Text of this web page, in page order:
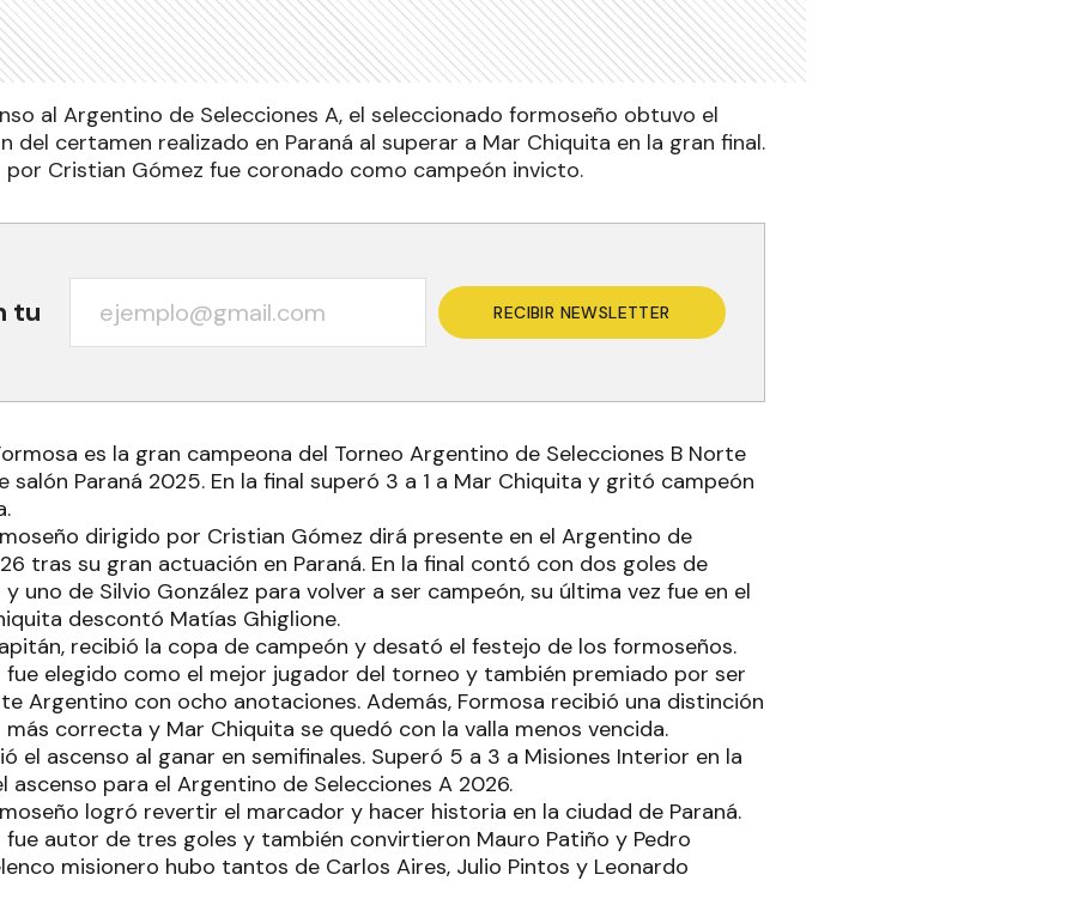
al Argentino de Selecciones A, el seleccionado formoseño obtuvo el
del certamen realizado en Paraná al superar a Mar Chiquita en la gran final.
por Cristian Gómez fue coronado como campeón invicto.
tu RECIBIR NEWSLETTER
es la gran campeona del Torneo Argentino de Selecciones B Norte
Paraná 2025. En la final superó 3 a 1 a Mar Chiquita y gritó campeón
dirigido por Cristian Gómez dirá presente en el Argentino de
tras su gran actuación en Paraná. En la final contó con dos goles de
uno de Silvio González para volver a ser campeón, su última vez fue en el
descontó Matías Ghiglione.
recibió la copa de campeón y desató el festejo de los formoseños.
fue elegido como el mejor jugador del torneo y también premiado por ser
Argentino con ocho anotaciones. Además, Formosa recibió una distinción
correcta y Mar Chiquita se quedó con la valla menos vencida.
el ascenso al ganar en semifinales. Superó 5 a 3 a Misiones Interior en la
ascenso para el Argentino de Selecciones A 2026.
logró revertir el marcador y hacer historia en la ciudad de Paraná.
fue autor de tres goles y también convirtieron Mauro Patiño y Pedro
misionero hubo tantos de Carlos Aires, Julio Pintos y Leonardo